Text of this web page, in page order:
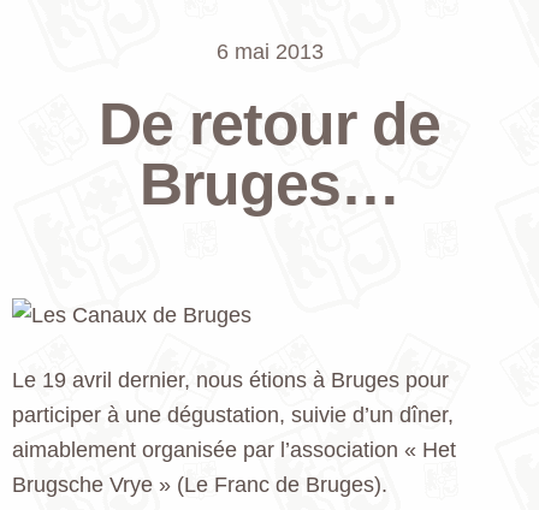
6 mai 2013
De retour de
Bruges…
Le 19 avril dernier, nous étions à Bruges pour
participer à une dégustation, suivie d’un dîner,
aimablement organisée par l’association « Het
Brugsche Vrye » (Le Franc de Bruges).